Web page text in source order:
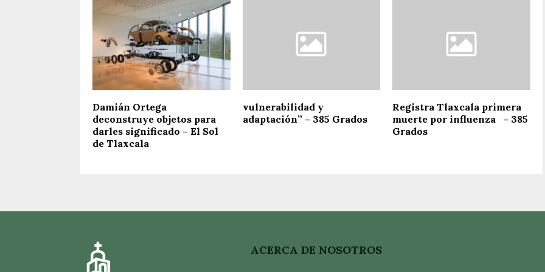
Damián Ortega
deconstruye objetos para
darles significado – El Sol
de Tlaxcala
vulnerabilidad y
adaptación” – 385 Grados
Registra Tlaxcala primera
muerte por influenza – 385
Grados
ACERCA DE NOSOTROS